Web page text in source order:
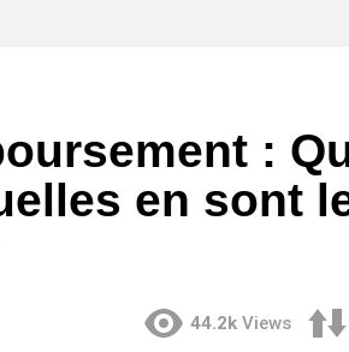
:
en sont
44.2k Views